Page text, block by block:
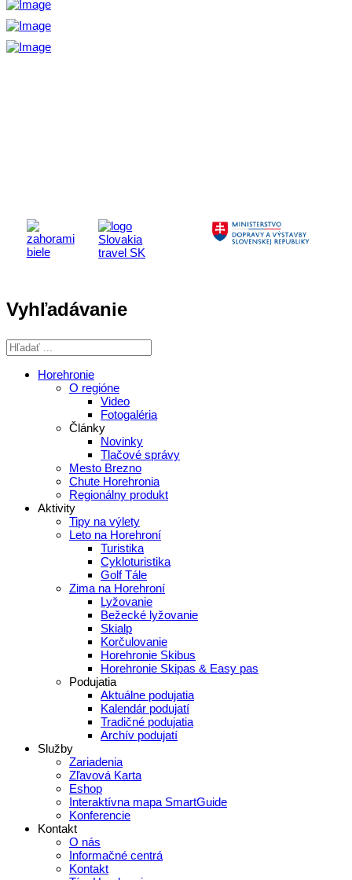
Vyhľadávanie
Horehronie
O regióne
Video
Fotogaléria
Články
Novinky
Tlačové správy
Mesto Brezno
Chute Horehronia
Regionálny produkt
Aktivity
Tipy na výlety
Leto na Horehroní
Turistika
Cykloturistika
Golf Tále
Zima na Horehroní
Lyžovanie
Bežecké lyžovanie
Skialp
Korčulovanie
Horehronie Skibus
Horehronie Skipas & Easy pas
Podujatia
Aktuálne podujatia
Kalendár podujatí
Tradičné podujatia
Archív podujatí
Služby
Zariadenia
Zľavová Karta
Eshop
Interaktívna mapa SmartGuide
Konferencie
Kontakt
O nás
Informačné centrá
Kontakt